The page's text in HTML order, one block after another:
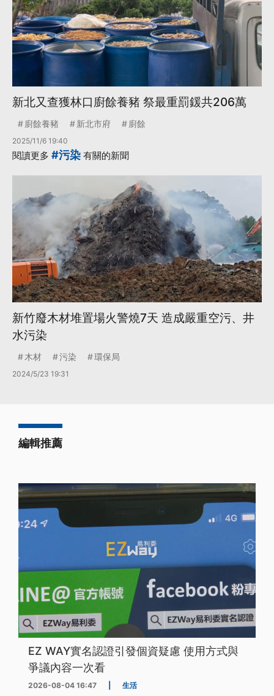
新北又查獲林口廚餘養豬 祭最重罰鍰共206萬
廚餘養豬 新北市府 廚餘
2025/11/6 19:40
閱讀更多 #污染 有關的新聞
新竹廢木材堆置場火警燒7天 造成嚴重空污、井
水污染
木材 污染 環保局
2024/5/23 19:31
編輯推薦
EZ WAY實名認證引發個資疑慮 使用方式與
爭議內容一次看
2026-08-04 16:47 生活